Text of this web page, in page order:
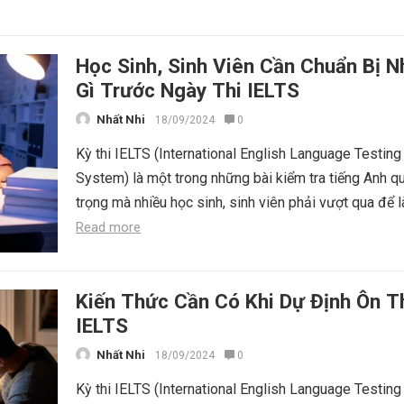
Học Sinh, Sinh Viên Cần Chuẩn Bị
Gì Trước Ngày Thi IELTS
Nhất Nhi 18/09/2024 0
Kỳ thi IELTS (International English Language Testing
System) là một trong những bài kiểm tra tiếng Anh
trọng mà nhiều học sinh, sinh viên phải vượt qua để
Read more
Kiến Thức Cần Có Khi Dự Định Ôn
IELTS
Nhất Nhi 18/09/2024 0
Kỳ thi IELTS (International English Language Testing